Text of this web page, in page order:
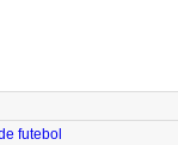
futebol